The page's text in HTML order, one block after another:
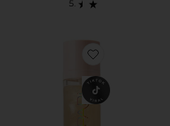
Favorite